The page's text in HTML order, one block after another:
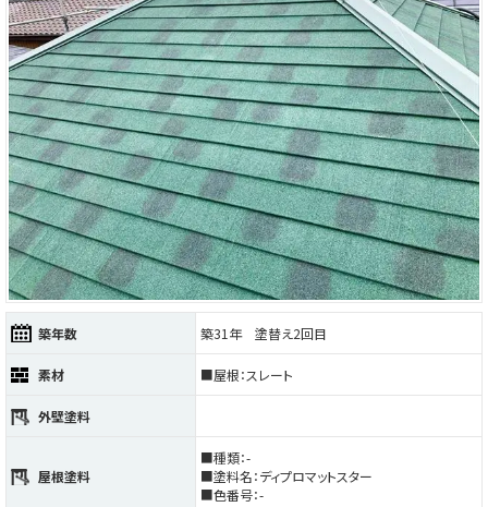
築年数 築31年 塗替え2回目
素材 ■屋根：スレート
外壁塗料
屋根塗料
■種類：-
■塗料名：ディプロマットスター
■色番号：-